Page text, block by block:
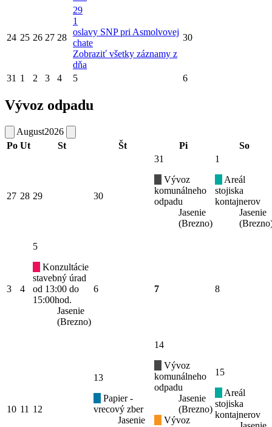
24 25 26 27 28
29
1
oslavy SNP pri Asmolvovej
chate
Zobraziť všetky záznamy z
dňa
30
31 1 2 3 4 5 6
Vývoz odpadu
August2026
Po Ut St Št Pi So
27 28 29 30
31
Vývoz
komunálneho
odpadu
Jasenie
(Brezno)
1
Areál
stojiska
kontajnerov
Jasenie
3 4
5
Konzultácie
stavebný úrad
od 13:00 do
15:00hod.
Jasenie
(Brezno)
6 7 8
10 11 12
13
Papier -
vrecový zber
Jasenie
14
Vývoz
komunálneho
odpadu
Jasenie
(Brezno)
Vývoz
15
Areál
stojiska
kontajnerov